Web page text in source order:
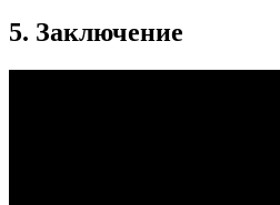
5. Заключение